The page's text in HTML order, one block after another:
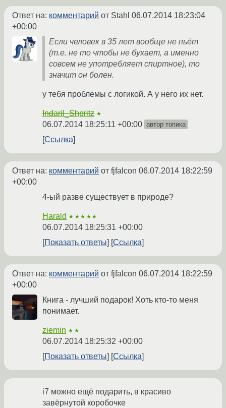
Ответ на: комментарий от Stahl 06.07.2014 18:23:04
+00:00
Если человек в 35 лет вообще не пьёт
(т.е. не то чтобы не бухает, а именно
совсем не употребляет спиртное), то
значит он болен.
у тебя проблемы с логикой. А у него их нет.
Indaril_Shpritz ★
06.07.2014 18:25:11 +00:00 автор топика
Ссылка
Ответ на: комментарий от fjfalcon 06.07.2014 18:22:59
+00:00
4-ый разве существует в природе?
Harald ★★★★★
06.07.2014 18:25:31 +00:00
Показать ответы
Ссылка
Ответ на: комментарий от fjfalcon 06.07.2014 18:22:59
+00:00
Книга - лучший подарок! Хоть кто-то меня
понимает.
ziemin ★★
06.07.2014 18:25:32 +00:00
Показать ответы
Ссылка
i7 можно ещё подарить, в красиво
завёрнутой коробочке